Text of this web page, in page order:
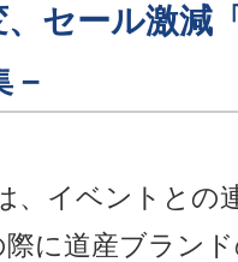
セール激減
イベントとの
際に道産ブラン